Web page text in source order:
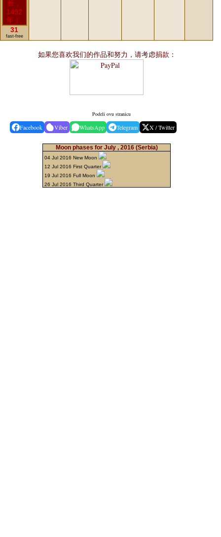
31
fast-free
如果您喜欢我们的作品和努力，请考虑捐款：
Podeli ovu stranicu
Facebook Viber WhatsApp Telegram X / Twitter
Moon phases for July , 2016(Serbia)
04 Jul 2016 New Moon
12 Jul 2016 First Quarter
19 Jul 2016 Full Moon
26 Jul 2016 Third Quarter